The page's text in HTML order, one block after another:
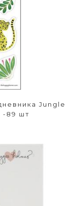
Jungle
-89 шт